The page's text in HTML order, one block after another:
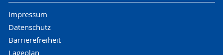
Impressum
Datenschutz
Barrierefreiheit
Lageplan